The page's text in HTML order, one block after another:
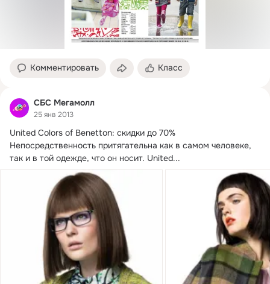
Комментировать Класс
СБС Мегамолл
25 янв 2013
United Colors of Benetton: скидки до 70%
Непосредственность притягательна как в самом человеке,
так и в той одежде, что он носит. United...